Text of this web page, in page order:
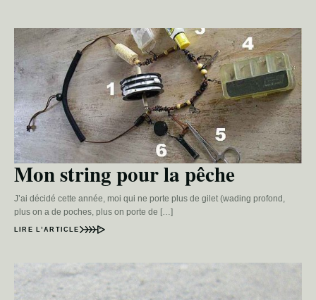
Mon string pour la pêche
J’ai décidé cette année, moi qui ne porte plus de gilet (wading profond,
plus on a de poches, plus on porte de […]
LIRE L’ARTICLE